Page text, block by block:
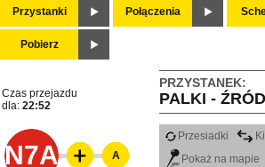
Przystanki Połączenia
Pobierz
PRZYSTANEK:
PALKI -
Czas przejazdu
dla: 22:52
N7A
Przesiadki
Pokaż na mapie
A